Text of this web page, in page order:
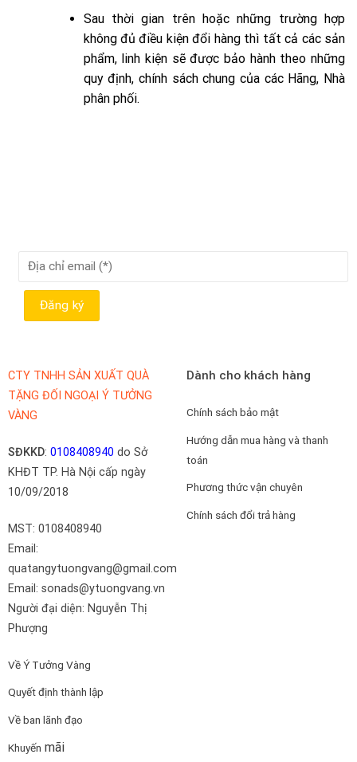
Sau thời gian trên hoặc những trường hợp
không đủ điều kiện đổi hàng thì tất cả các sản
phẩm, linh kiện sẽ được bảo hành theo những
quy định, chính sách chung của các Hãng, Nhà
phân phối.
CTY TNHH SẢN XUẤT QUÀ
TẶNG ĐỐI NGOẠI Ý TƯỞNG
VÀNG
SĐKKD: 0108408940 do Sở
KHĐT TP. Hà Nội cấp ngày
10/09/2018
MST: 0108408940
Email:
quatangytuongvang@gmail.com
Email: sonads@ytuongvang.vn
Người đại diện: Nguyễn Thị
Phượng
Về Ý Tưởng Vàng
Quyết định thành lập
Về ban lãnh đạo
Khuyến mãi
Dành cho khách hàng
Chính sách bảo mật
Hướng dẫn mua hàng và thanh
toán
Phương thức vận chuyên
Chính sách đổi trả hàng